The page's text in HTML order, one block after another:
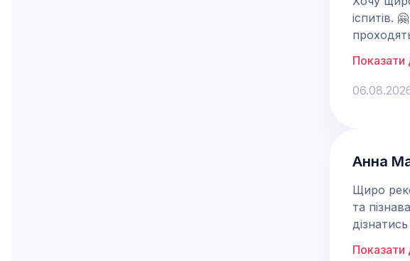
іспитів.
а й
Показати
Анна
Щиро
та
Показати